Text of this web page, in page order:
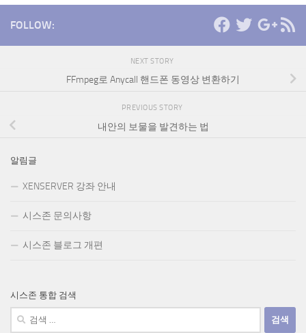
FOLLOW:
NEXT STORY
FFmpeg로 Anycall 핸드폰 동영상 변환하기
PREVIOUS STORY
내안의 보물을 발견하는 법
알림글
XENSERVER 강좌 안내
시스존 문의사항
시스존 블로그 개편
시스존 통합 검색
검